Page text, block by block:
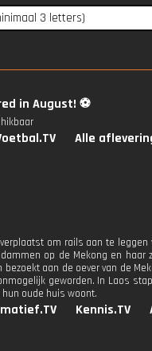
in August! ⚽️
Alle
om rails aan te
op de Mekong en
aan de oever van de
geworden. In Laos
oude huis woont.
Kennis.TV